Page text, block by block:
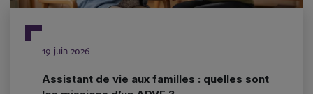
19 juin 2026
Assistant de vie aux familles : quelles sont